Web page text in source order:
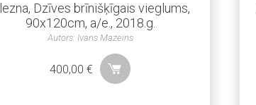
Dzīves brīnišķīgais vieglums,
90x120cm, a/e., 2018.g.
Autors: Ivans Mazeins
400,00€